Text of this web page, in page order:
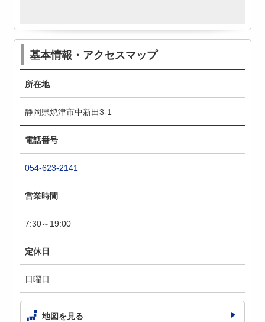
基本情報・アクセスマップ
所在地
静岡県焼津市中新田3-1
電話番号
054-623-2141
営業時間
7:30～19:00
定休日
日曜日
地図を見る